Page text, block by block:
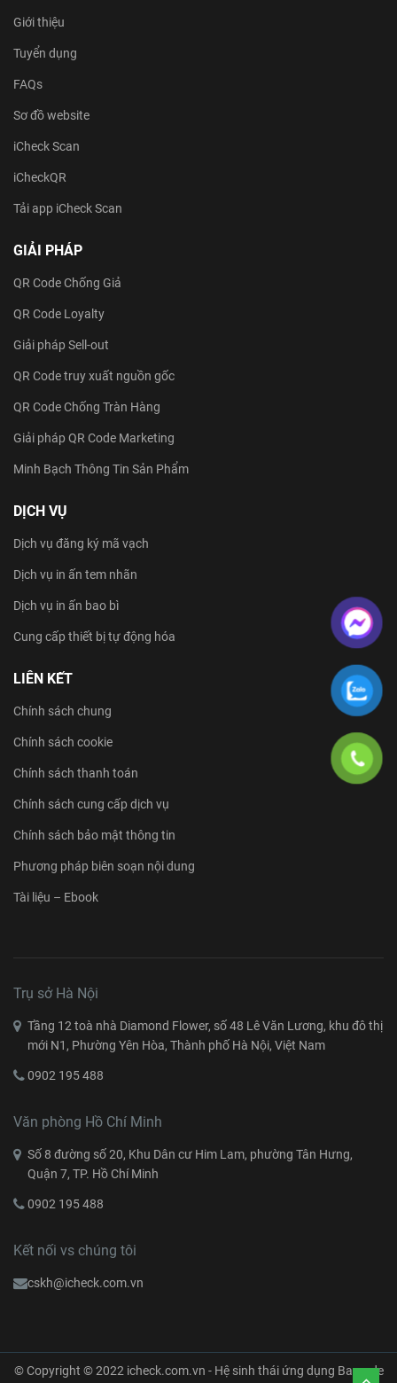
Giới thiệu
Tuyển dụng
FAQs
Sơ đồ website
iCheck Scan
iCheckQR
Tải app iCheck Scan
GIẢI PHÁP
QR Code Chống Giả
QR Code Loyalty
Giải pháp Sell-out
QR Code truy xuất nguồn gốc
QR Code Chống Tràn Hàng
Giải pháp QR Code Marketing
Minh Bạch Thông Tin Sản Phẩm
DỊCH VỤ
Dịch vụ đăng ký mã vạch
Dịch vụ in ấn tem nhãn
Dịch vụ in ấn bao bì
Cung cấp thiết bị tự động hóa
LIÊN KẾT
Chính sách chung
Chính sách cookie
Chính sách thanh toán
Chính sách cung cấp dịch vụ
Chính sách bảo mật thông tin
Phương pháp biên soạn nội dung
Tài liệu – Ebook
Trụ sở Hà Nội
Tầng 12 toà nhà Diamond Flower, số 48 Lê Văn Lương, khu đô thị
mới N1, Phường Yên Hòa, Thành phố Hà Nội, Việt Nam
0902 195 488
Văn phòng Hồ Chí Minh
Số 8 đường số 20, Khu Dân cư Him Lam, phường Tân Hưng,
Quận 7, TP. Hồ Chí Minh
0902 195 488
Kết nối vs chúng tôi
cskh@icheck.com.vn
© Copyright © 2022 icheck.com.vn - Hệ sinh thái ứng dụng Barcode